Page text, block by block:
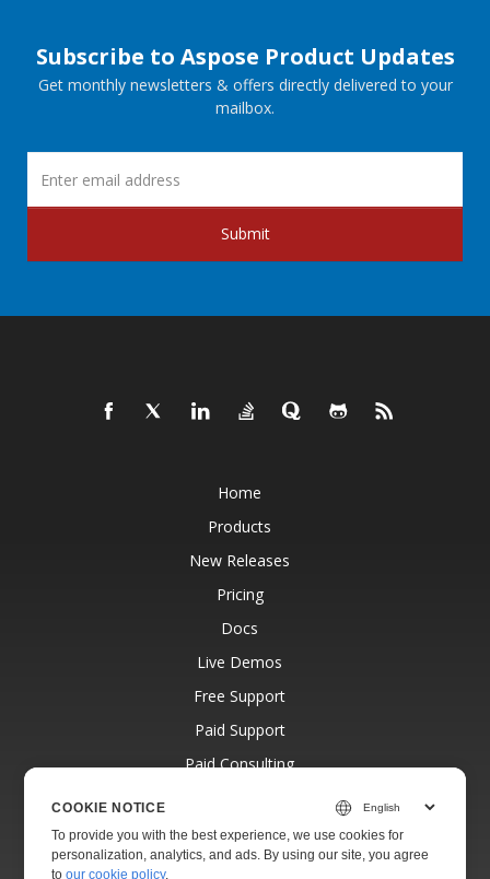
Subscribe to Aspose Product Updates
Get monthly newsletters & offers directly delivered to your
mailbox.
Submit
Home
Products
New Releases
Pricing
Docs
Live Demos
Free Support
Paid Support
Paid Consulting
Websites
About
COOKIE NOTICE
To provide you with the best experience, we use cookies for
personalization, analytics, and ads. By using our site, you agree
toour cookie policy.